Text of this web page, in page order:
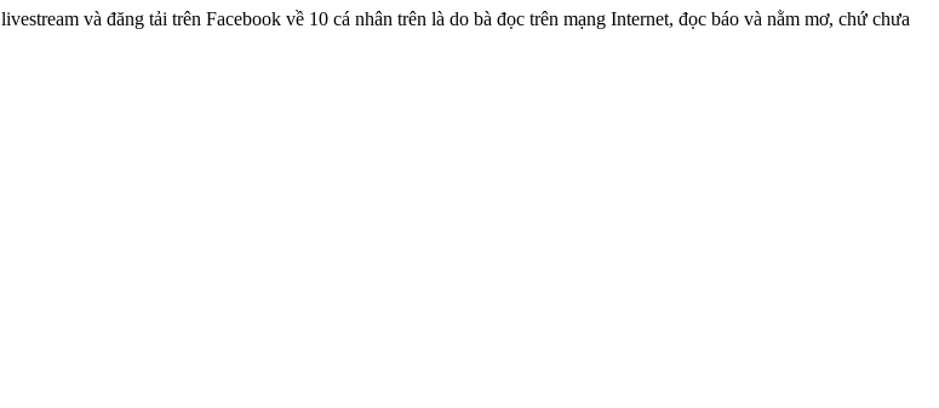
và đăng tải trên Facebook về 10 cá nhân trên là do bà đọc trên mạng Internet, đọc báo và nằm mơ, chứ chưa